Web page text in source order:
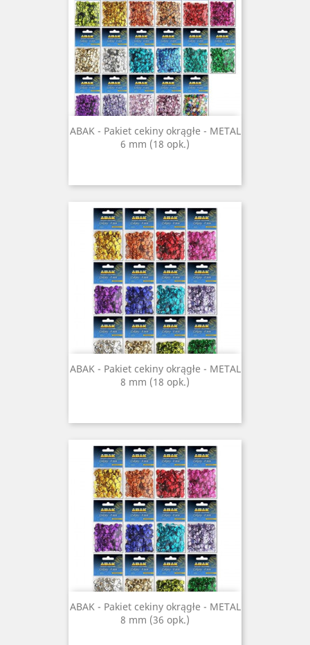
ABAK - Pakiet cekiny okrągłe - METAL
6 mm (18 opk.)
ABAK - Pakiet cekiny okrągłe - METAL
8 mm (18 opk.)
ABAK - Pakiet cekiny okrągłe - METAL
8 mm (36 opk.)